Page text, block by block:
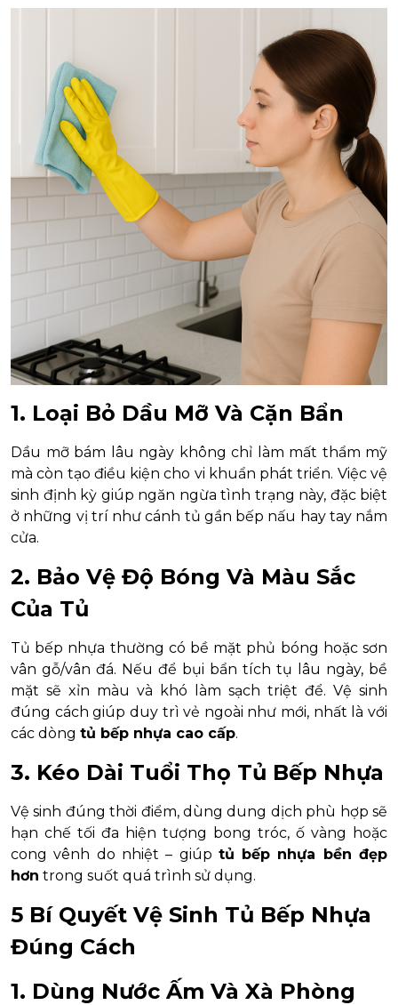
1. Loại Bỏ Dầu Mỡ Và Cặn Bẩn
Dầu mỡ bám lâu ngày không chỉ làm mất thẩm mỹ
mà còn tạo điều kiện cho vi khuẩn phát triển. Việc vệ
sinh định kỳ giúp ngăn ngừa tình trạng này, đặc biệt
ở những vị trí như cánh tủ gần bếp nấu hay tay nắm
cửa.
2. Bảo Vệ Độ Bóng Và Màu Sắc
Của Tủ
Tủ bếp nhựa thường có bề mặt phủ bóng hoặc sơn
vân gỗ/vân đá. Nếu để bụi bẩn tích tụ lâu ngày, bề
mặt sẽ xỉn màu và khó làm sạch triệt để. Vệ sinh
đúng cách giúp duy trì vẻ ngoài như mới, nhất là với
các dòng tủ bếp nhựa cao cấp.
3. Kéo Dài Tuổi Thọ Tủ Bếp Nhựa
Vệ sinh đúng thời điểm, dùng dung dịch phù hợp sẽ
hạn chế tối đa hiện tượng bong tróc, ố vàng hoặc
cong vênh do nhiệt – giúp tủ bếp nhựa bền đẹp
hơn trong suốt quá trình sử dụng.
5 Bí Quyết Vệ Sinh Tủ Bếp Nhựa
Đúng Cách
1. Dùng Nước Ấm Và Xà Phòng